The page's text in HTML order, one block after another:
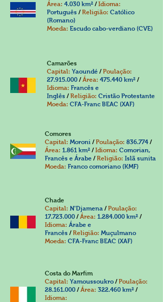
Área: 4.030 km² /Idioma:
Português /Religião: Católico
(Romano)
Moeda: Escudo cabo-verdiano (CVE)
Camarões
Capital: Yaoundé / Poulação:
27.915.000 /Área: 475.440 km² /
Idioma: Francês e
Inglês /Religião: Cristão Protestante
Moeda: CFA-Franc BEAC (XAF)
Comores
Capital: Moroni / Poulação: 836.774 /
Área: 1.861 km² /Idioma: Comorian,
Francês e Árabe /Religião: Islã sunita
Moeda: Franco comoriano (KMF)
Chade
Capital: N'Djamena / Poulação:
17.723.000 /Área: 1.284.000 km² /
Idioma: Árabe e
Francês /Religião: Muçulmano
Moeda: CFA-Franc BEAC (XAF)
Costa do Marfim
Capital: Yamoussoukro / Poulação:
28.161.000 /Área: 322.460 km² /
Idioma: